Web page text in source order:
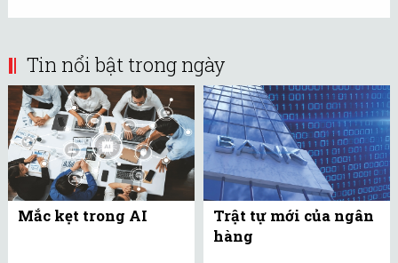
Tin nổi bật trong ngày
Mắc kẹt trong AI
Trật tự mới của ngân
hàng